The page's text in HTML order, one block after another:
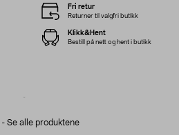
Se alle produktene
Fri retur
Returner til valgfri butikk
Klikk&Hent
Bestill på nett og hent i butikk